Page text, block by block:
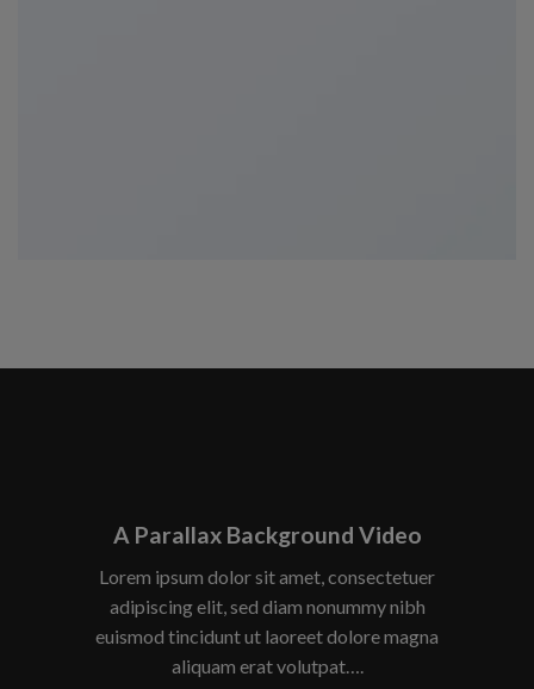
A Parallax Background Video
Lorem ipsum dolor sit amet, consectetuer
adipiscing elit, sed diam nonummy nibh
euismod tincidunt ut laoreet dolore magna
aliquam erat volutpat….